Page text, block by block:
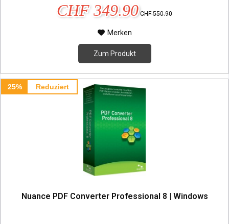
CHF 349.90 CHF 550.90
Merken
Zum Produkt
25% Reduziert
Nuance PDF Converter Professional 8 | Windows